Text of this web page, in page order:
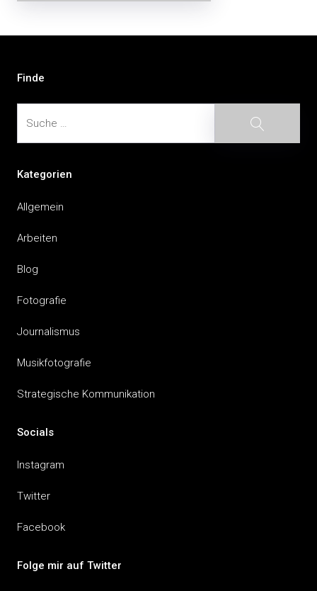
Finde
Suche
Kategorien
Allgemein
Arbeiten
Blog
Fotografie
Journalismus
Musikfotografie
Strategische Kommunikation
Socials
Instagram
Twitter
Facebook
Folge mir auf Twitter